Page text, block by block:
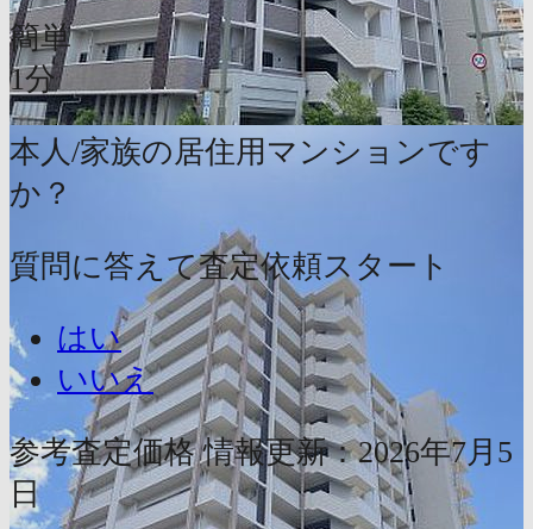
簡単
1分
本人/家族の居住用マンションです
か？
質問に答えて査定依頼スタート
はい
いいえ
参考査定価格 情報更新：2026年7月5
日